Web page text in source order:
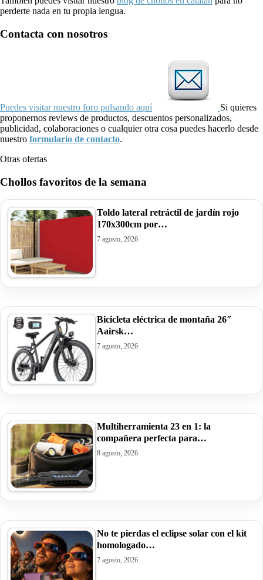
perderte nada en tu propia lengua.
Contacta con nosotros
Puedes visitar nuestro foro pulsando aquí
Si quieres
proponernos reviews de productos, descuentos personalizados,
publicidad, colaboraciones o cualquier otra cosa puedes hacerlo desde
nuestro formulario de contacto.
Otras ofertas
Chollos favoritos de la semana
Toldo lateral retráctil de jardín rojo
170x300cm por…
7 agosto, 2026
Bicicleta eléctrica de montaña 26″
Aairsk…
7 agosto, 2026
Multiherramienta 23 en 1: la
compañera perfecta para…
8 agosto, 2026
No te pierdas el eclipse solar con el kit
homologado…
7 agosto, 2026